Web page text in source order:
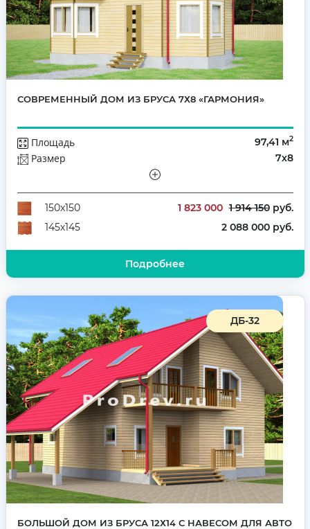
СОВРЕМЕННЫЙ ДОМ ИЗ БРУСА 7Х8 «ГАРМОНИЯ»
Площадь 97,41 м2
Размер 7х8
Количество комнат
3
150х150
1 823 000 1 914 150руб.
145х145
2 088 000 руб.
Подробнее
ДБ-32
БОЛЬШОЙ ДОМ ИЗ БРУСА 12Х14 С НАВЕСОМ ДЛЯ АВТО